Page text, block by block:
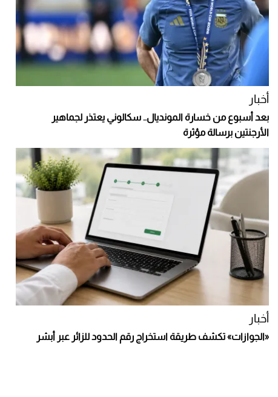
أخبار
بعد أسبوع من خسارة المونديال.. سكالوني يعتذر لجماهير
الأرجنتين برسالة مؤثرة
أخبار
«الجوازات» تكشف طريقة استخراج رقم الحدود للزائر عبر أبشر